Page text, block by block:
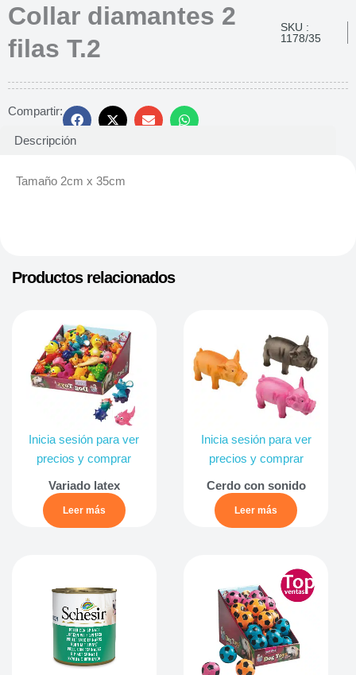
Collar diamantes 2
filas T.2
SKU :
1178/35
Compartir:
Descripción
Tamaño 2cm x 35cm
Productos relacionados
Inicia sesión para ver
precios y comprar
Variado latex
Leer más
Inicia sesión para ver
precios y comprar
Cerdo con sonido
Leer más